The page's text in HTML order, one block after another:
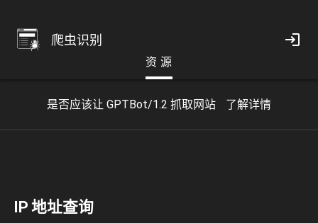
爬虫识别
资 源
是否应该让 GPTBot/1.2 抓取网站 了解详情
IP 地址查询